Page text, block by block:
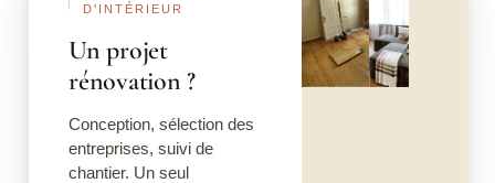
D'INTÉRIEUR
Un projet
rénovation ?
Conception, sélection des
entreprises, suivi de
chantier. Un seul